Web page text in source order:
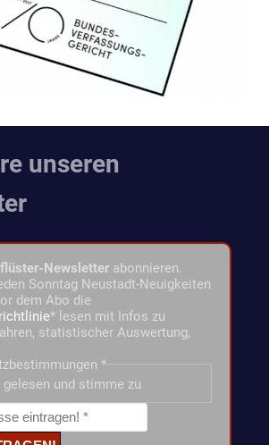
unseren
Newsletter abonnieren.
Sonntag Neustadt-Neuigkeiten
dem Abo die
* lesen mit Infos zu
statistischer Auswertung,
*
und stimme zu